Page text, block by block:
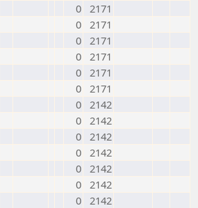
0 2171
0 2171
0 2171
0 2171
0 2171
0 2171
0 2142
0 2142
0 2142
0 2142
0 2142
0 2142
0 2142